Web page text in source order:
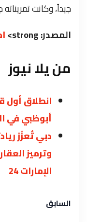
جيداً، وكانت
المصدر: strong>
من يلا نيوز
انطلاق أول
أبوظبي في
دبي تُعزّز
وترميز
الإمارات 24
السابق